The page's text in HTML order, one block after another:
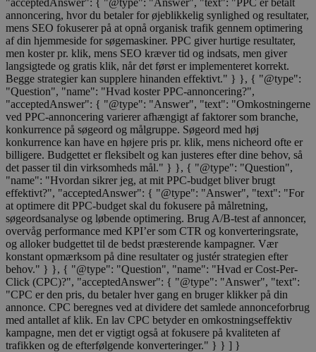
annoncering, hvor du betaler for øjeblikkelig synlighed og resultater,
mens SEO fokuserer på at opnå organisk trafik gennem optimering
af din hjemmeside for søgemaskiner. PPC giver hurtige resultater,
men koster pr. klik, mens SEO kræver tid og indsats, men giver
langsigtede og gratis klik, når det først er implementeret korrekt.
Begge strategier kan supplere hinanden effektivt." } }, { "@type":
"Question", "name": "Hvad koster PPC-annoncering?",
"acceptedAnswer": { "@type": "Answer", "text": "Omkostningerne
ved PPC-annoncering varierer afhængigt af faktorer som branche,
konkurrence på søgeord og målgruppe. Søgeord med høj
konkurrence kan have en højere pris pr. klik, mens nicheord ofte er
billigere. Budgettet er fleksibelt og kan justeres efter dine behov, så
det passer til din virksomheds mål." } }, { "@type": "Question",
"name": "Hvordan sikrer jeg, at mit PPC-budget bliver brugt
effektivt?", "acceptedAnswer": { "@type": "Answer", "text": "For
at optimere dit PPC-budget skal du fokusere på målretning,
søgeordsanalyse og løbende optimering. Brug A/B-test af annoncer,
overvåg performance med KPI’er som CTR og konverteringsrate,
og alloker budgettet til de bedst præsterende kampagner. Vær
konstant opmærksom på dine resultater og justér strategien efter
behov." } }, { "@type": "Question", "name": "Hvad er Cost-Per-
Click (CPC)?", "acceptedAnswer": { "@type": "Answer", "text":
"CPC er den pris, du betaler hver gang en bruger klikker på din
annonce. CPC beregnes ved at dividere det samlede annonceforbrug
med antallet af klik. En lav CPC betyder en omkostningseffektiv
kampagne, men det er vigtigt også at fokusere på kvaliteten af
trafikken og de efterfølgende konverteringer." } } ] }